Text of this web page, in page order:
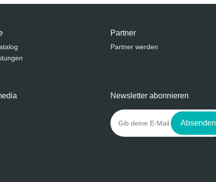
Partner
Partner werden
Newsletter abonnieren
Absenden